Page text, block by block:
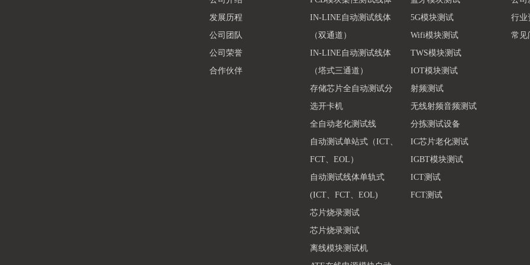
发展历程
公司团队
公司荣誉
合作伙伴
IN-LINE自动测试线体
（双通道）
IN-LINE自动测试线体
（塔式三通道）
存储芯片全自动测试分
选开卡机
全自动老化测试线
自动测试单站式（ICT、
FCT、EOL）
自动测试线体单轨式
(ICT、FCT、EOL)
芯片烧录测试
芯片烧录测试
离线模块测试机
5G模块测试
Wifi模块测试
TWS模块测试
IOT模块测试
射频测试
无线射频音频测试
分拣测试设备
IC芯片老化测试
IGBT模块测试
ICT测试
FCT测试
行业
常见